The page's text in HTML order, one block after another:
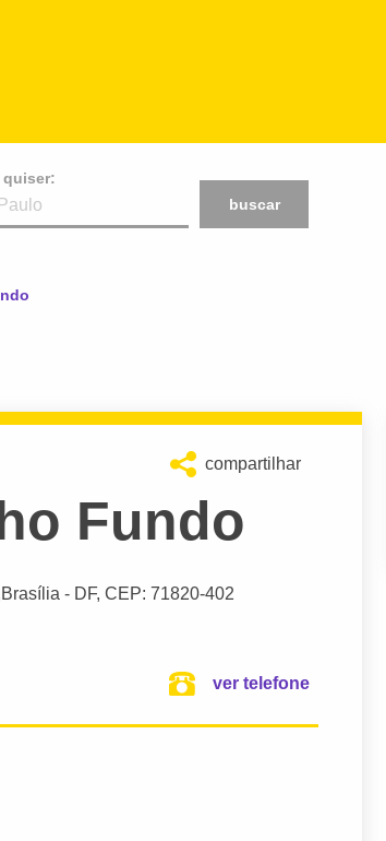
buscar
compartilhar
Fundo
Brasília - DF, CEP: 71820-402
ver telefone